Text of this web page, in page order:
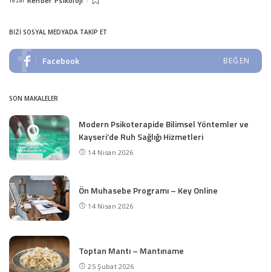
Posted
BIZI SOSYAL MEDYADA TAKIP ET
Facebook BEĞEN
SON MAKALELER
Modern Psikoterapide Bilimsel Yöntemler ve
Kayseri’de Ruh Sağlığı Hizmetleri
14 Nisan 2026
Ön Muhasebe Programı – Key Online
14 Nisan 2026
Toptan Mantı – Mantıname
25 Şubat 2026